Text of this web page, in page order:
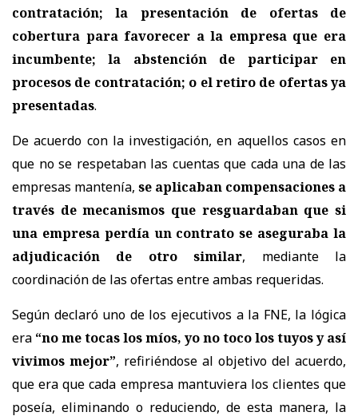
contratación; la presentación de ofertas de
cobertura para favorecer a la empresa que era
incumbente; la abstención de participar en
procesos de contratación; o el retiro de ofertas ya
presentadas.
De acuerdo con la investigación, en aquellos casos en
que no se respetaban las cuentas que cada una de las
empresas mantenía, se aplicaban compensaciones a
través de mecanismos que resguardaban que si
una empresa perdía un contrato se aseguraba la
adjudicación de otro similar, mediante la
coordinación de las ofertas entre ambas requeridas.
Según declaró uno de los ejecutivos a la FNE, la lógica
era “no me tocas los míos, yo no toco los tuyos y así
vivimos mejor”, refiriéndose al objetivo del acuerdo,
que era que cada empresa mantuviera los clientes que
poseía, eliminando o reduciendo, de esta manera, la